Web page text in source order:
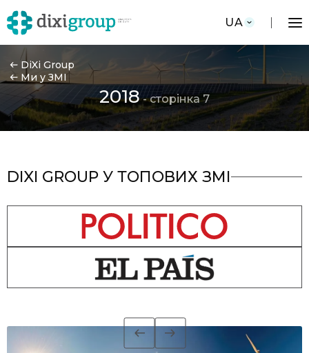
UA
DiXi Group
Ми у ЗМІ
2018- сторінка 7
DIXI GROUP У ТОПОВИХ ЗМІ